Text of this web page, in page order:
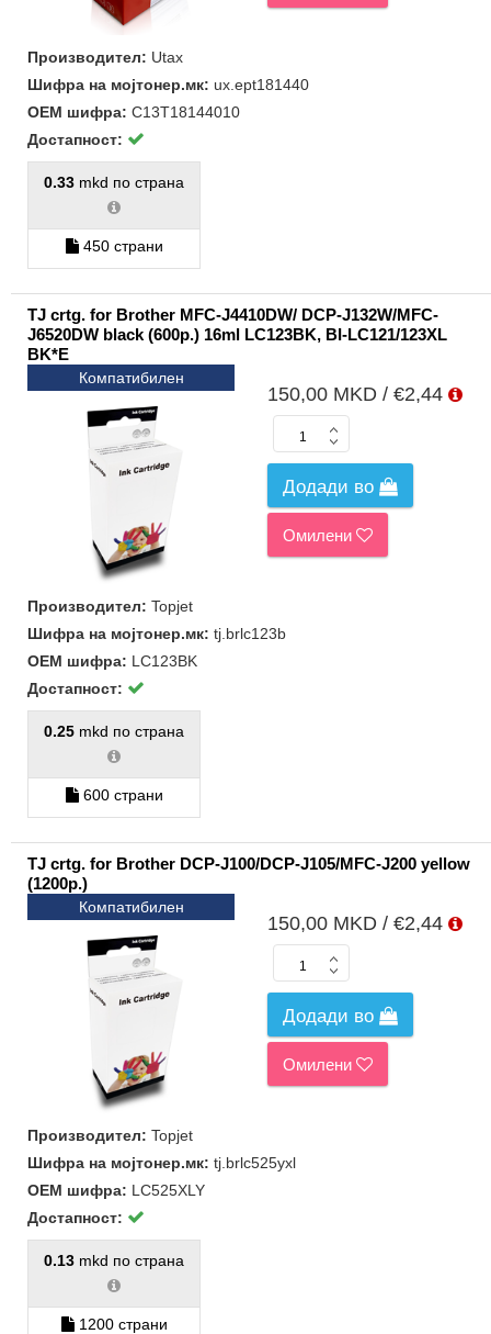
Производител: Utax
Шифра на мојтонер.мк: ux.ept181440
ОЕМ шифра: C13T18144010
Достапност:
0.33 mkd по страна
450 страни
TJ crtg. for Brother MFC-J4410DW/ DCP-J132W/MFC-
J6520DW black (600p.) 16ml LC123BK, BI-LC121/123XL
BK*E
Компатибилен
150,00 MKD / €2,44
Додади во
Омилени
Производител: Topjet
Шифра на мојтонер.мк: tj.brlc123b
ОЕМ шифра: LC123BK
Достапност:
0.25 mkd по страна
600 страни
TJ crtg. for Brother DCP-J100/DCP-J105/MFC-J200 yellow
(1200p.)
Компатибилен
150,00 MKD / €2,44
Додади во
Омилени
Производител: Topjet
Шифра на мојтонер.мк: tj.brlc525yxl
ОЕМ шифра: LC525XLY
Достапност:
0.13 mkd по страна
1200 страни